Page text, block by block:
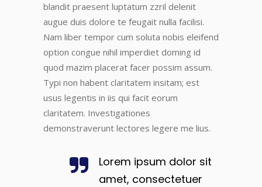
blandit praesent luptatum zzril delenit
augue duis dolore te feugait nulla facilisi.
Nam liber tempor cum soluta nobis eleifend
option congue nihil imperdiet doming id
quod mazim placerat facer possim assum.
Typi non habent claritatem insitam; est
usus legentis in iis qui facit eorum
claritatem. Investigationes
demonstraverunt lectores legere me lius.
Lorem ipsum dolor sit
amet, consectetuer